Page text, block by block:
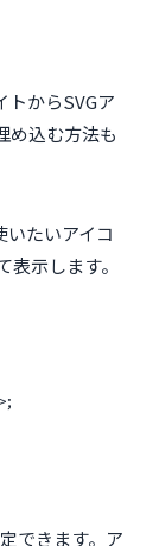
からSVGア
め込む方法も
たいアイコ
示します。
できます。ア